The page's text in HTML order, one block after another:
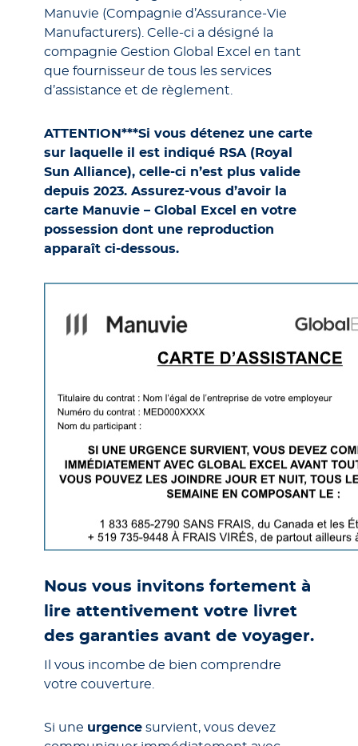
Manuvie (Compagnie d’Assurance-Vie
Manufacturers). Celle-ci a désigné la
compagnie Gestion Global Excel en tant
que fournisseur de tous les services
d’assistance et de règlement.
ATTENTION***Si vous détenez une carte
sur laquelle il est indiqué RSA (Royal
Sun Alliance), celle-ci n’est plus valide
depuis 2023. Assurez-vous d’avoir la
carte Manuvie – Global Excel en votre
possession dont une reproduction
apparaît ci-dessous.
Nous vous invitons fortement à
lire attentivement votre livret
des garanties avant de voyager.
Il vous incombe de bien comprendre
votre couverture.
Si une urgence survient, vous devez